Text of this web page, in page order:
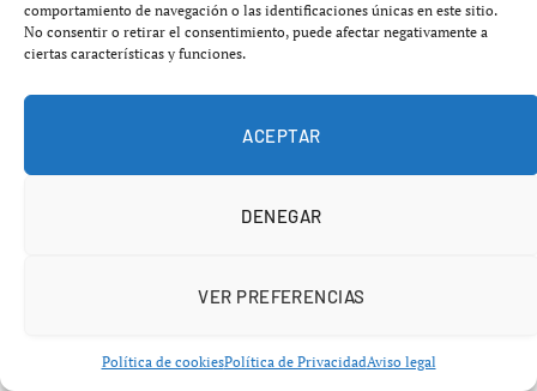
comportamiento de navegación o las identificaciones únicas en este sitio.
No consentir o retirar el consentimiento, puede afectar negativamente a
ciertas características y funciones.
ACEPTAR
DENEGAR
VER PREFERENCIAS
Política de cookiesPolítica de PrivacidadAviso legal
Joan Jordán podría salir del Sevilla para aligerar masa